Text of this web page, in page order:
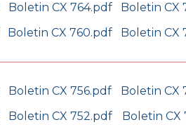
Boletin CX 764.pdf
Boletin CX
Boletin CX 760.pdf Boletin CX
Boletin CX 756.pdf
Boletin CX
Boletin CX 752.pdf
Boletin CX